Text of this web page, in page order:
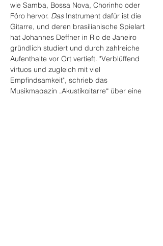
wie Samba, Bossa Nova, Chorinho oder
Fôro hervor. Das Instrument dafür ist die
Gitarre, und deren brasilianische Spielart
hat Johannes Deffner in Rio de Janeiro
gründlich studiert und durch zahlreiche
Aufenthalte vor Ort vertieft. "Verblüffend
virtuos und zugleich mit viel
Empfindsamkeit", schrieb das
Musikmagazin „Akustikgitarre“ über eine